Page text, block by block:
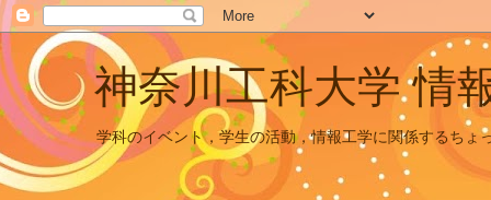
神奈川工科大学 情
学科のイベント，学生の活動，情報工学に関係するちょ